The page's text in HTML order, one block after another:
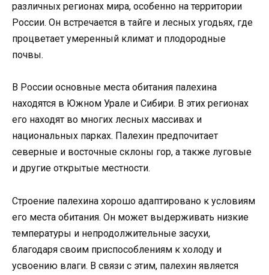
различных регионах мира, особенно на территории
России. Он встречается в тайге и лесных угодьях, где
процветает умеренный климат и плодородные
почвы.
В России основные места обитания палехина
находятся в Южном Урале и Сибири. В этих регионах
его находят во многих лесных массивах и
национальных парках. Палехин предпочитает
северные и восточные склоны гор, а также луговые
и другие открытые местности.
Строение палехина хорошо адаптировано к условиям
его места обитания. Он может выдерживать низкие
температуры и непродолжительные засухи,
благодаря своим приспособлениям к холоду и
усвоению влаги. В связи с этим, палехин является